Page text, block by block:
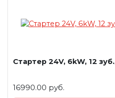
Стартер 24V, 6kW, 12
16990.00 руб.